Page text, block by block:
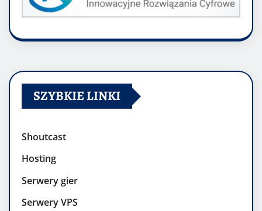
SZYBKIE LINKI
Shoutcast
Hosting
Serwery gier
Serwery VPS